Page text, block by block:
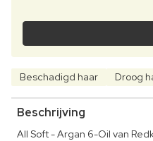
Beschadigd haar Droog
Beschrijving
All Soft - Argan 6-Oil van